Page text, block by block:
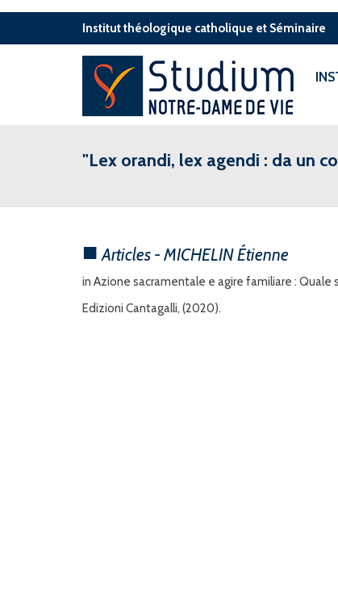
Institut théologique catholique et Séminaire
"Lex orandi, lex agendi : da un
Articles - MICHELIN Étienne
in Azione sacramentale e agire familiare : Quale
Edizioni Cantagalli, (2020).